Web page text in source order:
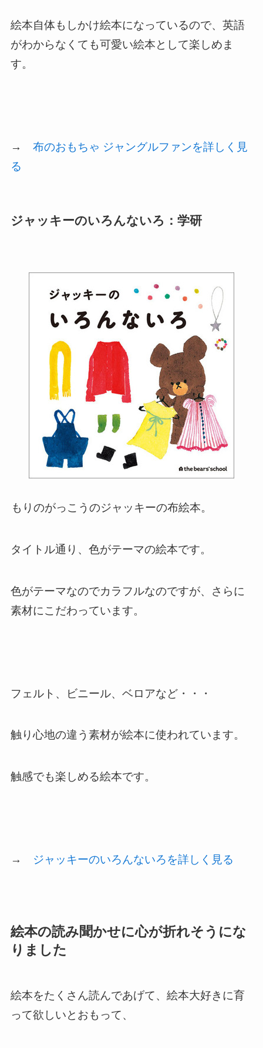
絵本自体もしかけ絵本になっているので、英語
がわからなくても可愛い絵本として楽しめま
す。
→ 布のおもちゃ ジャングルファンを詳しく見
る
ジャッキーのいろんないろ：学研
もりのがっこうのジャッキーの布絵本。
タイトル通り、色がテーマの絵本です。
色がテーマなのでカラフルなのですが、さらに
素材にこだわっています。
フェルト、ビニール、ベロアなど・・・
触り心地の違う素材が絵本に使われています。
触感でも楽しめる絵本です。
→ ジャッキーのいろんないろを詳しく見る
絵本の読み聞かせに心が折れそうにな
りました
絵本をたくさん読んであげて、絵本大好きに育
って欲しいとおもって、